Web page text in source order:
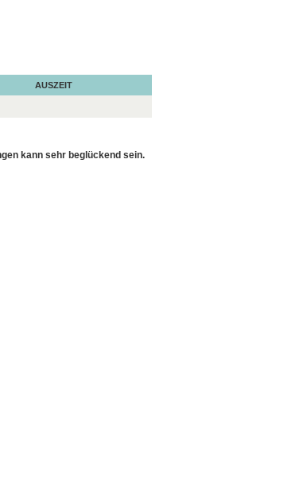
AUSZEIT
kann sehr beglückend sein.